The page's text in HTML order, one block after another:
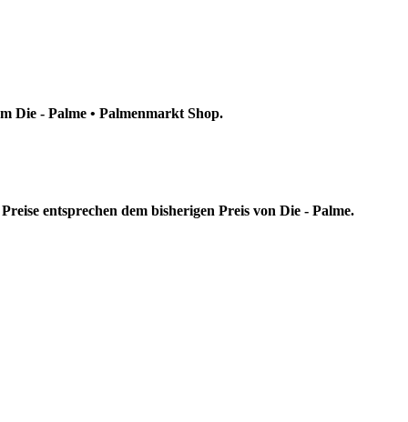
Die - Palme • Palmenmarkt Shop.
entsprechen dem bisherigen Preis von Die - Palme.